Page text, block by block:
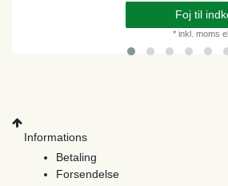
Foj til
* inkl. moms
Informations
Betaling
Forsendelse